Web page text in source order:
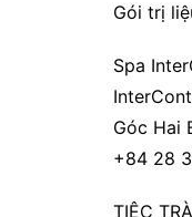
Gói trị
Spa
Góc Hai
+84 28
TIỆC